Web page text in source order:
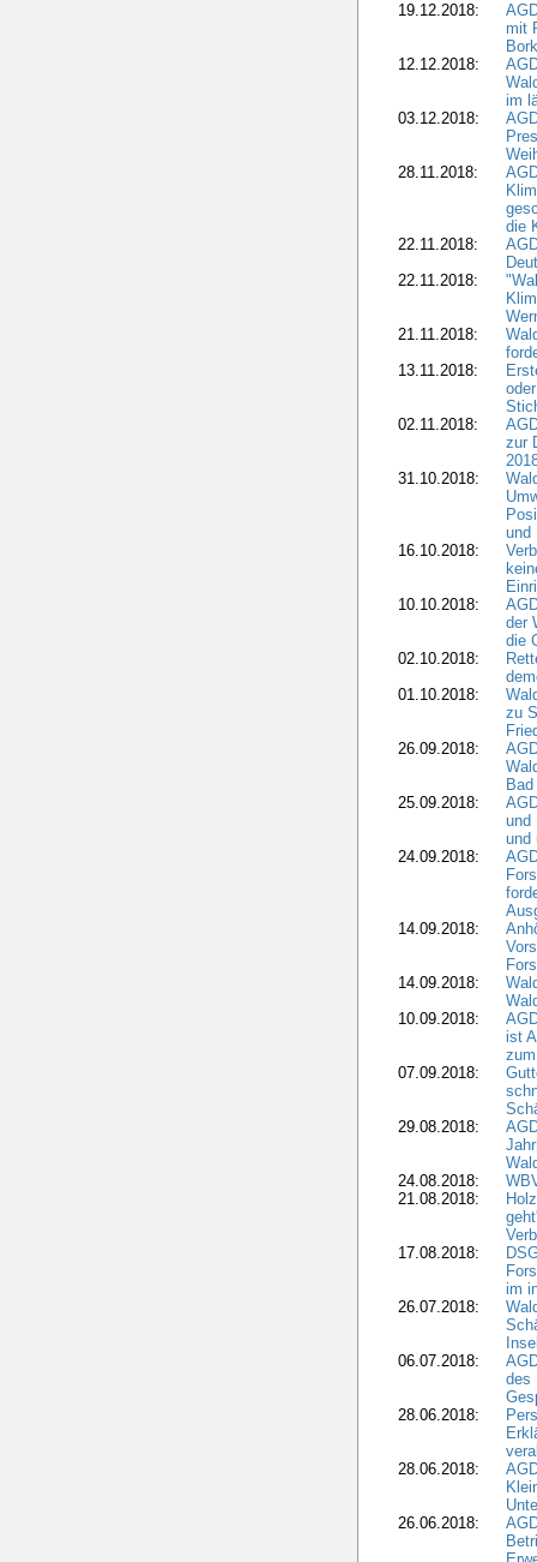
19.12.2018:
mit
12.12.2018:
im
03.12.2018:
28.11.2018:
die
22.11.2018:
22.11.2018:
21.11.2018:
13.11.2018:
02.11.2018:
zur
31.10.2018:
und
16.10.2018:
10.10.2018:
der
die
02.10.2018:
01.10.2018:
zu
26.09.2018:
25.09.2018:
und
und
24.09.2018:
14.09.2018:
14.09.2018:
10.09.2018:
ist
07.09.2018:
29.08.2018:
24.08.2018:
21.08.2018:
17.08.2018:
im
26.07.2018:
06.07.2018:
des
28.06.2018:
28.06.2018:
26.06.2018: